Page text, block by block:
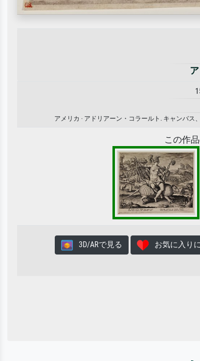
アメリカ · アドリアーン・コラールト. キャンバ
この作
3D/ARで見る お気に入り